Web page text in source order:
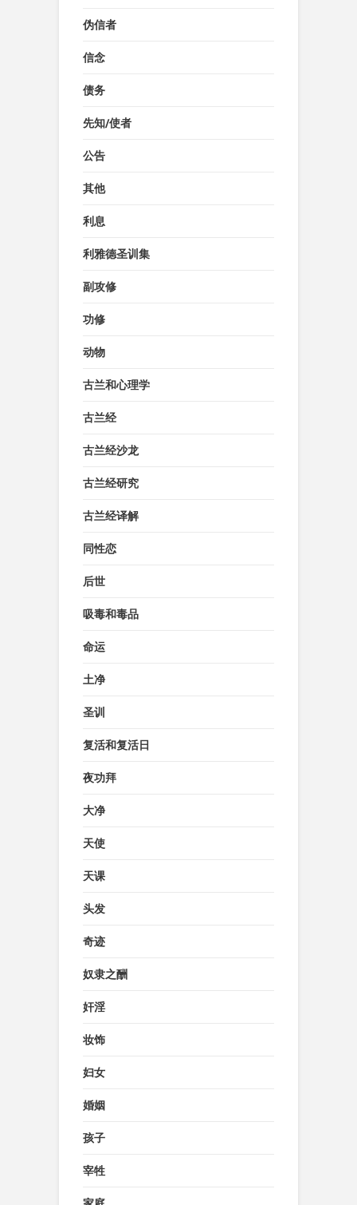
伪信者
信念
债务
先知/使者
公告
其他
利息
利雅德圣训集
副攻修
功修
动物
古兰和心理学
古兰经
古兰经沙龙
古兰经研究
古兰经译解
同性恋
后世
吸毒和毒品
命运
土净
圣训
复活和复活日
夜功拜
大净
天使
天课
头发
奇迹
奴隶之酬
奸淫
妆饰
妇女
婚姻
孩子
宰牲